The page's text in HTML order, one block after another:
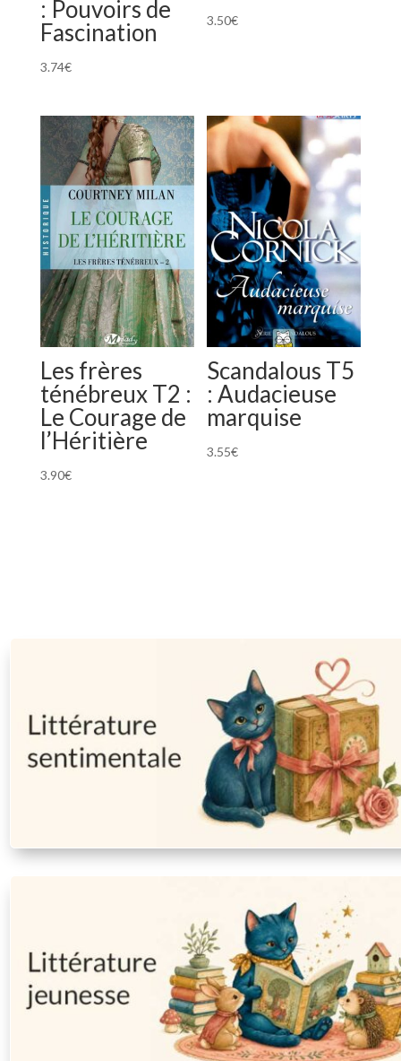
: Pouvoirs de
Fascination
3.74€
3.50€
Les frères
ténébreux T2 :
Le Courage de
l’Héritière
3.90€
Scandalous T5
: Audacieuse
marquise
3.55€